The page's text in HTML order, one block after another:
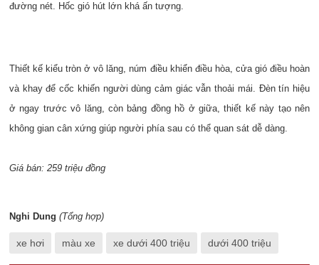
đường nét. Hốc gió hút lớn khá ấn tượng.
Thiết kế kiểu tròn ở vô lăng, núm điều khiển điều hòa, cửa gió điều hoàn
và khay để cốc khiến người dùng cảm giác vẫn thoải mái. Đèn tín hiệu
ở ngay trước vô lăng, còn bảng đồng hồ ở giữa, thiết kế này tạo nên
không gian cân xứng giúp người phía sau có thể quan sát dễ dàng.
Giá bán: 259 triệu đồng
Nghi Dung (Tổng hợp)
xe hơi màu xe xe dưới 400 triệu dưới 400 triệu